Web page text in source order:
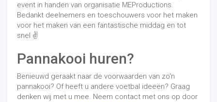
event in handen van organisatie MEProductions.
Bedankt deelnemers en toeschouwers voor het maken
voor het maken van een fantastische middag en tot
snel ✌️
Pannakooi huren?
Benieuwd geraakt naar de voorwaarden van zo'n
pannakooi? Of heeft u andere voetbal ideeën? Graag
denken wij met u mee. Neem contact met ons op door